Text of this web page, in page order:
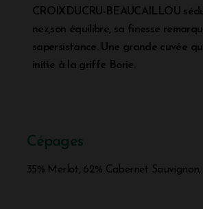
CROIXDUCRU-BEAUCAILLOU
nez,son équilibre, sa finesse
sapersistance. Une grande cuvée
initie à la griffe Borie.
Cépages
35% Merlot, 62% Cabernet